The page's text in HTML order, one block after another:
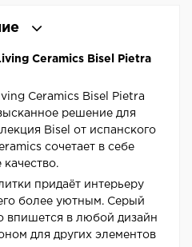
Ceramics Bisel Pietra
Ceramics Bisel Pietra
решение для
Bisel от испанского
сочетает в себе
качество.
придаёт интерьеру
более уютным. Серый
впишется в любой дизайн
для других элементов